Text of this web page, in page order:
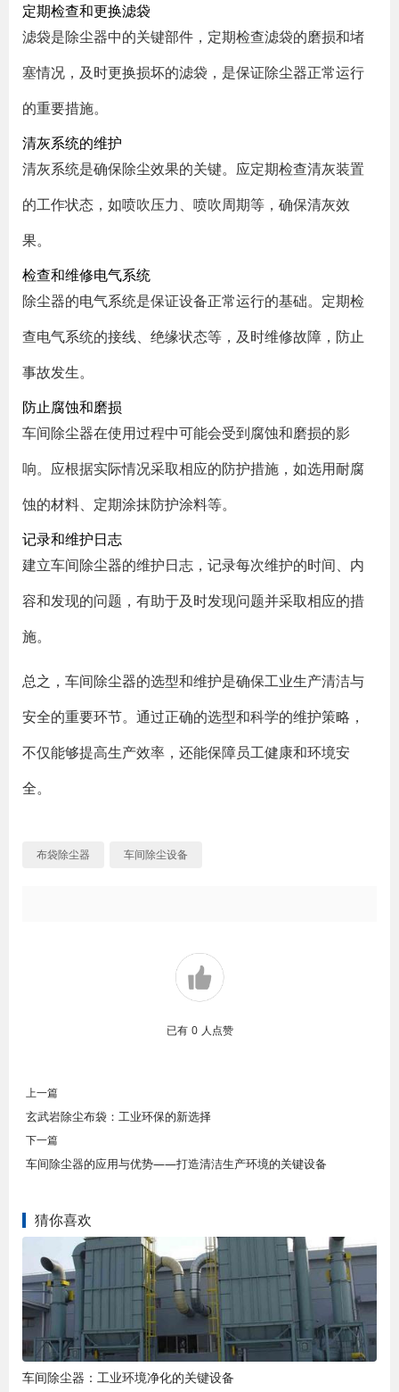
定期检查和更换滤袋
滤袋是除尘器中的关键部件，定期检查滤袋的磨损和堵
塞情况，及时更换损坏的滤袋，是保证除尘器正常运行
的重要措施。
清灰系统的维护
清灰系统是确保除尘效果的关键。应定期检查清灰装置
的工作状态，如喷吹压力、喷吹周期等，确保清灰效
果。
检查和维修电气系统
除尘器的电气系统是保证设备正常运行的基础。定期检
查电气系统的接线、绝缘状态等，及时维修故障，防止
事故发生。
防止腐蚀和磨损
车间除尘器在使用过程中可能会受到腐蚀和磨损的影
响。应根据实际情况采取相应的防护措施，如选用耐腐
蚀的材料、定期涂抹防护涂料等。
记录和维护日志
建立车间除尘器的维护日志，记录每次维护的时间、内
容和发现的问题，有助于及时发现问题并采取相应的措
施。
总之，车间除尘器的选型和维护是确保工业生产清洁与
安全的重要环节。通过正确的选型和科学的维护策略，
不仅能够提高生产效率，还能保障员工健康和环境安
全。
布袋除尘器 车间除尘设备
已有 0 人点赞
上一篇
玄武岩除尘布袋：工业环保的新选择
下一篇
车间除尘器的应用与优势——打造清洁生产环境的关键设备
猜你喜欢
车间除尘器：工业环境净化的关键设备